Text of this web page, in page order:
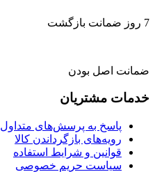
7 روز ضمانت بازگشت
ضمانت اصل بودن
خدمات مشتریان
پاسخ به پرسش‌های متداول
رویه‌های بازگرداندن کالا
قوانین و شرایط استفاده
سیاست حریم خصوصی